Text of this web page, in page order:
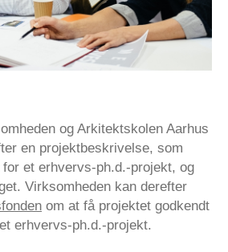
og Arkitektskolen Aarhus
en projektbeskrivelse, som
et erhvervs-ph.d.-projekt, og
Virksomheden kan derefter
om at få projektet godkendt
erhvervs-ph.d.-projekt.